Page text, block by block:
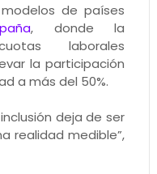
de países
, donde la
laborales
la participación
a más del 50%.
deja de ser
realidad medible”,